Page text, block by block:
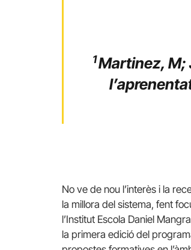
1Martinez, M;
No ve de nou l’interès i la
la millora del sistema, fent
l’Institut Escola Daniel
la primera edició del